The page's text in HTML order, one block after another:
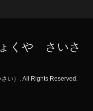
くや さいさ
い） . All Rights Reserved.